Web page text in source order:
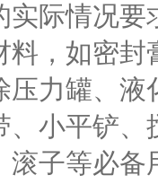
际情况要
料，如密
压力罐、
、小平铲
滚子等必